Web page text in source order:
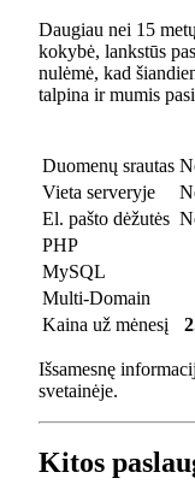
Daugiau nei 15
kokybė, lankstūs
nulėmė, kad
talpina ir mumis
Duomenų srautas
Vieta serveryje
El. pašto dėžutės
PHP
MySQL
Multi-Domain
Kaina už mėnesį
Išsamesnę
svetainėje.
Kitos